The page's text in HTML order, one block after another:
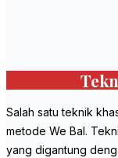
Salah satu teknik
metode We Bal.
yang digantung